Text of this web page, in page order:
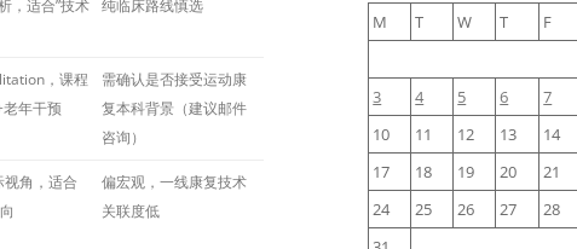
，适合”技术 纯临床路线慎选
，课程
年干预
需确认是否接受运动康
复本科背景（建议邮件
咨询）
视角，适合
偏宏观，一线康复技术
关联度低
M
T W T F
3
4 5 6 7
10
11 12 13 14
17
18 19 20 21
24
25 26 27 28